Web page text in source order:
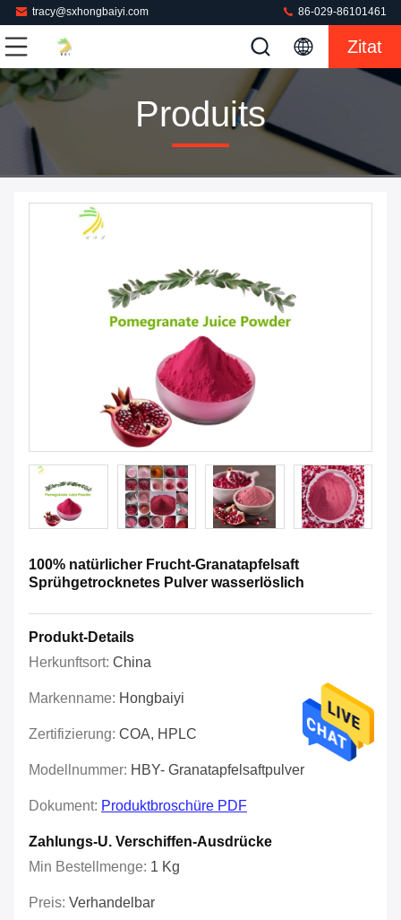
tracy@sxhongbaiyi.com 86-029-86101461
Zitat
Produits
100% natürlicher Frucht-Granatapfelsaft
Sprühgetrocknetes Pulver wasserlöslich
Produkt-Details
Herkunftsort: China
Markenname: Hongbaiyi
Zertifizierung: COA, HPLC
Modellnummer: HBY- Granatapfelsaftpulver
Dokument: Produktbroschüre PDF
Zahlungs-U. Verschiffen-Ausdrücke
Min Bestellmenge: 1 Kg
Preis: Verhandelbar